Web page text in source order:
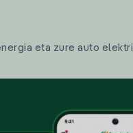
eta zure auto